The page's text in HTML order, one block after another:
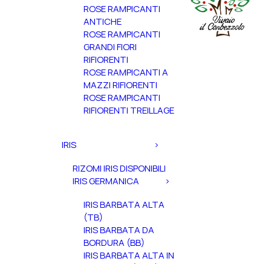
ROSE RAMPICANTI
ANTICHE
ROSE RAMPICANTI
GRANDI FIORI
RIFIORENTI
ROSE RAMPICANTI A
MAZZI RIFIORENTI
ROSE RAMPICANTI
RIFIORENTI TREILLAGE
IRIS
RIZOMI IRIS DISPONIBILI
IRIS GERMANICA
IRIS BARBATA ALTA
(TB)
IRIS BARBATA DA
BORDURA (BB)
IRIS BARBATA ALTA IN